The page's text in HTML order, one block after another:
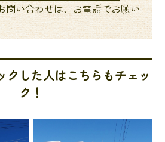
い合わせは、お電話でお願い
クした人はこちらもチェッ
ク！